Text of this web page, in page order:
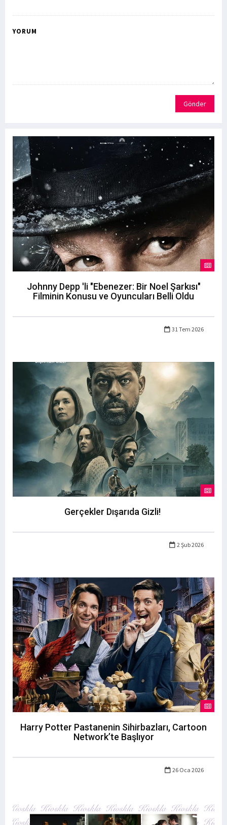
YORUM
Gönder
Johnny Depp 'li "Ebenezer: Bir Noel Şarkısı"
Filminin Konusu ve Oyuncuları Belli Oldu
31 Tem 2026
Gerçekler Dışarıda Gizli!
2 Şub 2026
Harry Potter Pastanenin Sihirbazları, Cartoon
Network’te Başlıyor
26 Oca 2026